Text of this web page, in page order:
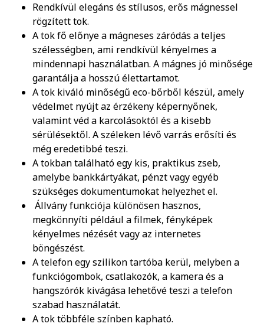
Rendkívül elegáns és stílusos, erős mágnessel
rögzített tok.
A tok fő előnye a mágneses záródás a teljes
szélességben, ami rendkívül kényelmes a
mindennapi használatban. A mágnes jó minősége
garantálja a hosszú élettartamot.
A tok kiváló minőségű eco-bőrből készül, amely
védelmet nyújt az érzékeny képernyőnek,
valamint véd a karcolásoktól és a kisebb
sérülésektől. A széleken lévő varrás erősíti és
még eredetibbé teszi.
A tokban található egy kis, praktikus zseb,
amelybe bankkártyákat, pénzt vagy egyéb
szükséges dokumentumokat helyezhet el.
Állvány funkciója különösen hasznos,
megkönnyíti például a filmek, fényképek
kényelmes nézését vagy az internetes
böngészést.
A telefon egy szilikon tartóba kerül, melyben a
funkciógombok, csatlakozók, a kamera és a
hangszórók kivágása lehetővé teszi a telefon
szabad használatát.
A tok többféle színben kapható.